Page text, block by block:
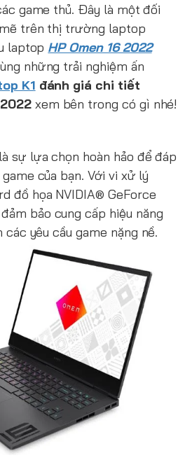
game thủ. Đây là một đối
trên thị trường laptop
laptop HP Omen 16 2022
những trải nghiệm ấn
K1 đánh giá chi tiết
xem bên trong có gì nhé!
là sự lựa chọn hoàn hảo để đáp
của bạn. Với vi xử lý
đồ họa NVIDIA® GeForce
bảo cung cấp hiệu năng
yêu cầu game nặng nề.